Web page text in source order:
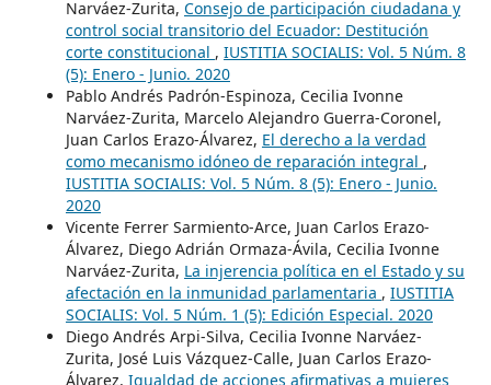
Narváez-Zurita, Consejo de participación ciudadana y
control social transitorio del Ecuador: Destitución
corte constitucional , IUSTITIA SOCIALIS: Vol. 5 Núm. 8
(5): Enero - Junio. 2020
Pablo Andrés Padrón-Espinoza, Cecilia Ivonne
Narváez-Zurita, Marcelo Alejandro Guerra-Coronel,
Juan Carlos Erazo-Álvarez, El derecho a la verdad
como mecanismo idóneo de reparación integral ,
IUSTITIA SOCIALIS: Vol. 5 Núm. 8 (5): Enero - Junio.
2020
Vicente Ferrer Sarmiento-Arce, Juan Carlos Erazo-
Álvarez, Diego Adrián Ormaza-Ávila, Cecilia Ivonne
Narváez-Zurita, La injerencia política en el Estado y su
afectación en la inmunidad parlamentaria , IUSTITIA
SOCIALIS: Vol. 5 Núm. 1 (5): Edición Especial. 2020
Diego Andrés Arpi-Silva, Cecilia Ivonne Narváez-
Zurita, José Luis Vázquez-Calle, Juan Carlos Erazo-
Álvarez, Igualdad de acciones afirmativas a mujeres